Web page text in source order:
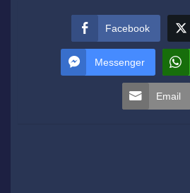
Facebook
Messenger
Email